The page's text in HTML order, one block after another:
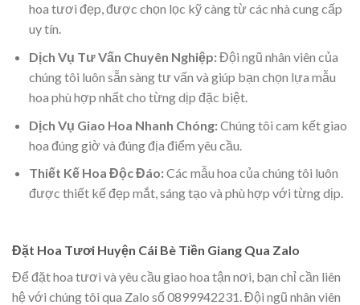
hoa tươi đẹp, được chọn lọc kỹ càng từ các nhà cung cấp
uy tín.
Dịch Vụ Tư Vấn Chuyên Nghiệp:Đội ngũ nhân viên của
chúng tôi luôn sẵn sàng tư vấn và giúp bạn chọn lựa mẫu
hoa phù hợp nhất cho từng dịp đặc biệt.
Dịch Vụ Giao Hoa Nhanh Chóng:Chúng tôi cam kết giao
hoa đúng giờ và đúng địa điểm yêu cầu.
Thiết Kế Hoa Độc Đáo:Các mẫu hoa của chúng tôi luôn
được thiết kế đẹp mắt, sáng tạo và phù hợp với từng dịp.
Đặt Hoa Tươi Huyện Cái Bè Tiền Giang Qua Zalo
Để đặt hoa tươi và yêu cầu giao hoa tận nơi, bạn chỉ cần liên
hệ với chúng tôi qua Zalo số 0899942231. Đội ngũ nhân viên